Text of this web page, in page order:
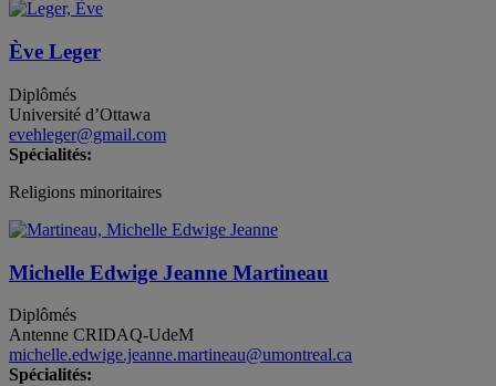
Ève Leger
Diplômés
Université d’Ottawa
evehleger@gmail.com
Spécialités:
Religions minoritaires
Michelle Edwige Jeanne Martineau
Diplômés
Antenne CRIDAQ-UdeM
michelle.edwige.jeanne.martineau@umontreal.ca
Spécialités: